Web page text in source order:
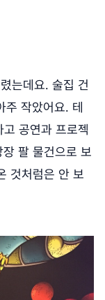
는데요. 술집 건
주 작았어요. 테
공연과 프로젝
팔 물건으로 보
것처럼은 안 보